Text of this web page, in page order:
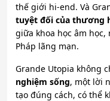
thế giới hi-end. Và
tuyệt đối của thương
giữa khoa học âm
Pháp lãng mạn.
Grande Utopia không
nghiệm sống, một lời
tạo đúng cách, có thể